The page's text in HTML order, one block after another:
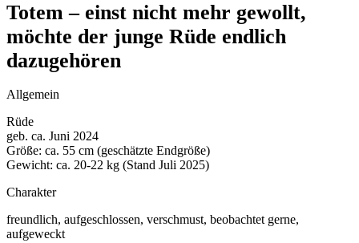
Totem – einst nicht mehr gewollt,
möchte der junge Rüde endlich
dazugehören
Allgemein
Rüde
geb. ca. Juni 2024
Größe: ca. 55 cm (geschätzte Endgröße)
Gewicht: ca. 20-22 kg (Stand Juli 2025)
Charakter
freundlich, aufgeschlossen, verschmust, beobachtet gerne,
aufgeweckt